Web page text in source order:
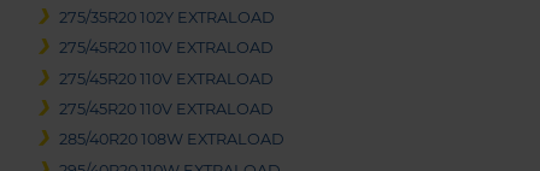
275/35R20 102Y EXTRALOAD
275/45R20 110V EXTRALOAD
275/45R20 110V EXTRALOAD
275/45R20 110V EXTRALOAD
285/40R20 108W EXTRALOAD